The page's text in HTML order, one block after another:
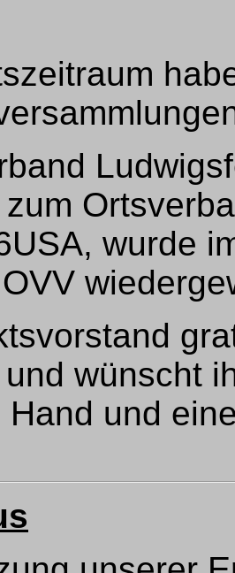
zum
wurde
wünscht
und